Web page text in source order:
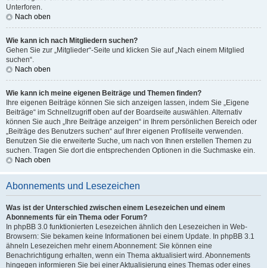
Unterforen.
Nach oben
Wie kann ich nach Mitgliedern suchen?
Gehen Sie zur „Mitglieder“-Seite und klicken Sie auf „Nach einem Mitglied
suchen“.
Nach oben
Wie kann ich meine eigenen Beiträge und Themen finden?
Ihre eigenen Beiträge können Sie sich anzeigen lassen, indem Sie „Eigene
Beiträge“ im Schnellzugriff oben auf der Boardseite auswählen. Alternativ
können Sie auch „Ihre Beiträge anzeigen“ in Ihrem persönlichen Bereich oder
„Beiträge des Benutzers suchen“ auf Ihrer eigenen Profilseite verwenden.
Benutzen Sie die erweiterte Suche, um nach von Ihnen erstellen Themen zu
suchen. Tragen Sie dort die entsprechenden Optionen in die Suchmaske ein.
Nach oben
Abonnements und Lesezeichen
Was ist der Unterschied zwischen einem Lesezeichen und einem
Abonnements für ein Thema oder Forum?
In phpBB 3.0 funktionierten Lesezeichen ähnlich den Lesezeichen in Web-
Browsern: Sie bekamen keine Informationen bei einem Update. In phpBB 3.1
ähneln Lesezeichen mehr einem Abonnement: Sie können eine
Benachrichtigung erhalten, wenn ein Thema aktualisiert wird. Abonnements
hingegen informieren Sie bei einer Aktualisierung eines Themas oder eines